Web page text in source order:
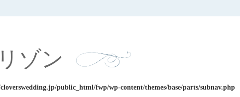
ゾン
public_html/fwp/wp-content/themes/base/parts/subnav.php